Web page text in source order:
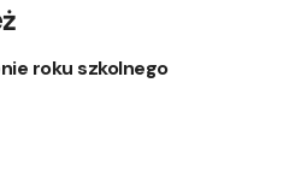
roku szkolnego